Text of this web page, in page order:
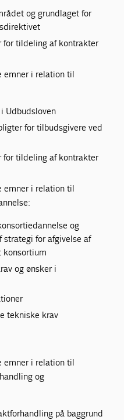
og grundlaget for
for tildeling af kontrakter
emner i relation til
Udbudsloven
for tilbudsgivere ved
for tildeling af kontrakter
emner i relation til
og
for afgivelse af
konsortium
og ønsker i
tekniske krav
emner i relation til
og
på baggrund